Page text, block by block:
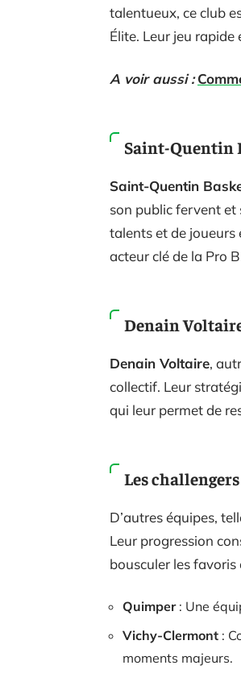
talentueux, ce club
Élite. Leur jeu rapide
A voir aussi :
Saint-Quentin
Saint-Quentin
son public fervent et
talents et de joueurs
acteur clé de la Pro
Denain
Denain Voltaire,
collectif. Leur
qui leur permet de
Les challengers
D’autres équipes,
Leur progression
bousculer les favoris
Quimper: Une
Vichy-Clermont :
moments majeurs.